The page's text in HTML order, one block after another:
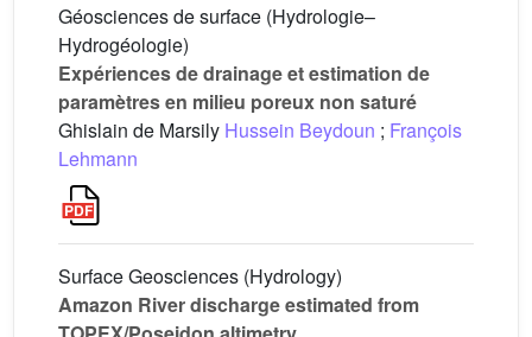
Géosciences de surface (Hydrologie–
Hydrogéologie)
Expériences de drainage et estimation de
paramètres en milieu poreux non saturé
Ghislain de Marsily Hussein Beydoun ; François
Lehmann
Surface Geosciences (Hydrology)
Amazon River discharge estimated from